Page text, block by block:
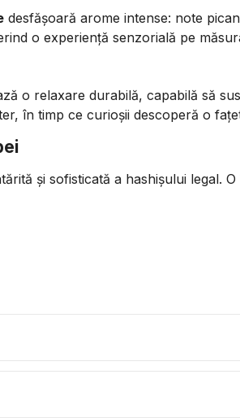
desfășoară arome intense: note
o experiență senzorială pe
o relaxare durabilă, capabilă să
în timp ce curioșii descoperă o
și sofisticată a hashișului legal.